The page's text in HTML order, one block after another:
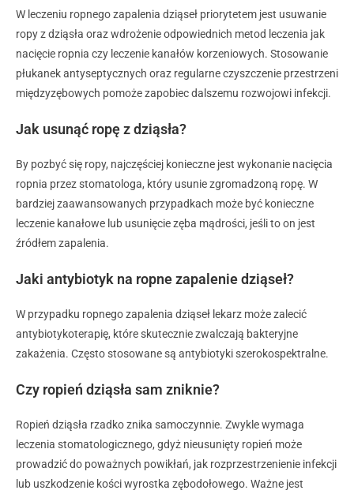
W leczeniu ropnego zapalenia dziąseł priorytetem jest usuwanie
ropy z dziąsła oraz wdrożenie odpowiednich metod leczenia jak
nacięcie ropnia czy leczenie kanałów korzeniowych. Stosowanie
płukanek antyseptycznych oraz regularne czyszczenie przestrzeni
międzyzębowych pomoże zapobiec dalszemu rozwojowi infekcji.
Jak usunąć ropę z dziąsła?
By pozbyć się ropy, najczęściej konieczne jest wykonanie nacięcia
ropnia przez stomatologa, który usunie zgromadzoną ropę. W
bardziej zaawansowanych przypadkach może być konieczne
leczenie kanałowe lub usunięcie zęba mądrości, jeśli to on jest
źródłem zapalenia.
Jaki antybiotyk na ropne zapalenie dziąseł?
W przypadku ropnego zapalenia dziąseł lekarz może zalecić
antybiotykoterapię, które skutecznie zwalczają bakteryjne
zakażenia. Często stosowane są antybiotyki szerokospektralne.
Czy ropień dziąsła sam zniknie?
Ropień dziąsła rzadko znika samoczynnie. Zwykle wymaga
leczenia stomatologicznego, gdyż nieusunięty ropień może
prowadzić do poważnych powikłań, jak rozprzestrzenienie infekcji
lub uszkodzenie kości wyrostka zębodołowego. Ważne jest